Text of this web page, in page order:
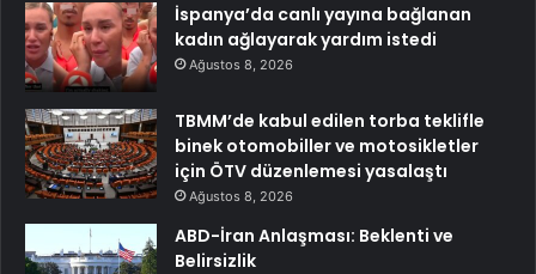
İspanya’da canlı yayına bağlanan
kadın ağlayarak yardım istedi
Ağustos 8, 2026
TBMM’de kabul edilen torba teklifle
binek otomobiller ve motosikletler
için ÖTV düzenlemesi yasalaştı
Ağustos 8, 2026
ABD-İran Anlaşması: Beklenti ve
Belirsizlik